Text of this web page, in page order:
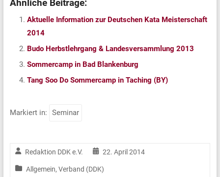
Ähnliche Beiträge:
Aktuelle Information zur Deutschen Kata Meisterschaft
2014
Budo Herbstlehrgang & Landesversammlung 2013
Sommercamp in Bad Blankenburg
Tang Soo Do Sommercamp in Taching (BY)
Markiert in: Seminar
Redaktion DDK e.V. 22. April 2014
Allgemein, Verband (DDK)